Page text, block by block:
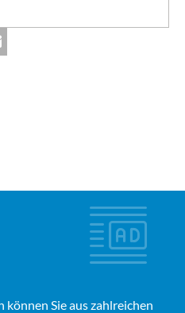
können Sie aus zahlreichen